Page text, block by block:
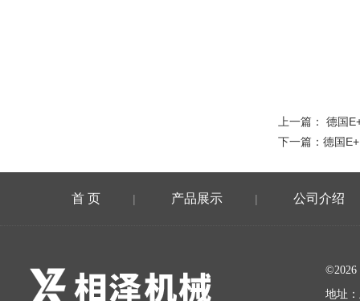
上一篇： 德国
下一篇： 德国
首 页 | 产品展示 | 公司介绍
地址